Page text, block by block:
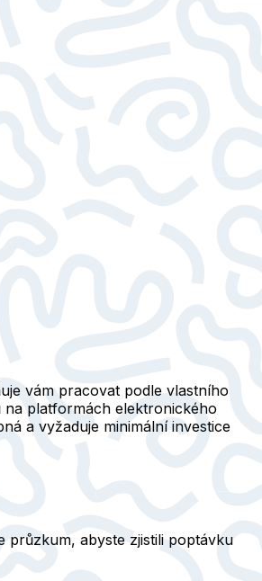
vám pracovat podle vlastního
platformách elektronického
a vyžaduje minimální investice
průzkum, abyste zjistili poptávku